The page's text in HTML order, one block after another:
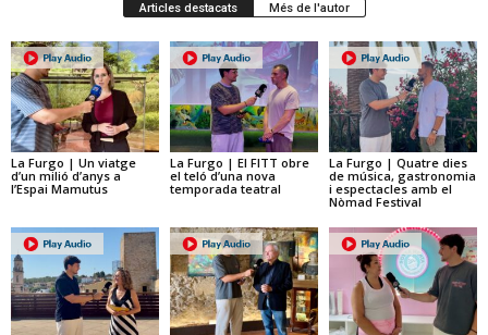
Articles destacats Més de l'autor
La Furgo | Un viatge
d’un milió d’anys a
l’Espai Mamutus
La Furgo | El FITT obre
el teló d’una nova
temporada teatral
La Furgo | Quatre dies
de música, gastronomia
i espectacles amb el
Nòmad Festival